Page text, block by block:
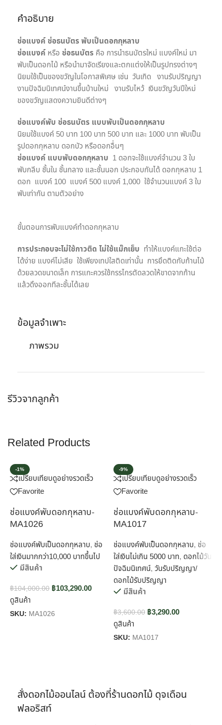
ข้อมูลจำเพาะ
ภาพรวม
รีวิวจากลูกค้า
คำอธิบาย
ช่อแบงค์ ช่อธนบัตร พับเป็นดอกกุหลาบ
ช่อแบงค์ หรือ ช่อธนบัตร คือ การนำธนบัตรใหม่ แบงค์ใหม่ มา
พับเป็นดอกไม้ หรือนำมาจัดเรียงและตกแต่งให้เป็นรูปทรงต่างๆ
นิยมใช้เป็นของขวัญในโอกาสพิเศษ เช่น วันเกิด งานรับปริญญา
งานปัจฉิมนิเทศน์งานขึ้นบ้านใหม่ งานรับไหว้ เงินขวัญวันปีใหม่
ของขวัญแสดงความยินดีต่างๆ
ช่อแบงค์พับ ช่อธนบัตร แบบพับเป็นดอกกุหลาบ
นิยมใช้แบงค์ 50 บาท 100 บาท 500 บาท และ 1000 บาท พับเป็น
รูปดอกกุหลาบ ดอกบัว หรือดอกอื่นๆ
ช่อแบงค์ แบบพับดอกกุหลาบ 1 ดอกจะใช้แบงค์จำนวน 3 ใบ
พับกลีบ ชั้นใน ชั้นกลาง และชั้นนอก ประกอบกันได้ ดอกกุหลาบ 1
ดอก แบงค์ 100 แบงค์ 500 แบงค์ 1,000 ใช้จำนวนแบงค์ 3 ใบ
พับเท่ากัน ตามตัวอย่าง
ขั้นตอนการพับแบงค์ทำดอกกุหลาบ
การประกอบจะไม่ใช้กาวติด ไม่ใช้แม๊กเย็บ ทำให้แบงค์แกะใช้ต่อ
ได้ง่าย แบงค์ไม่เสีย ใช้เพียงเทปใสติดเท่านั้น การยึดติดกับก้านไม้
ด้วยลวดขนาดเล็ก การแกะควรใช้กรรไกรตัดลวดให้ขาดจากก้าน
แล้วดึงออกทีละชั้นได้เลย
Related Products
-1%
เปรียบเทียบดูอย่างรวดเร็ว
Favorite
ช่อแบงค์พับดอกกุหลาบ-
MA1026
ช่อแบงค์พับเป็นดอกกุหลาบ, ช่อ
ใส่เงินมากกว่า10,000 บาทขึ้นไป
มีสินค้า
฿104,000.00 ฿103,290.00
ดูสินค้า
SKU: MA1026
-9%
เปรียบเทียบดูอย่างรวดเร็ว
Favorite
ช่อแบงค์พับดอกกุหลาบ-
MA1017
ช่อแบงค์พับเป็นดอกกุหลาบ, ช่อ
ใส่เงินไม่เกิน 5000 บาท, ดอกไม้วัน
ปัจฉิมนิเทศน์, วันรับปริญญา/
ดอกไม้รับปริญญา
มีสินค้า
฿3,600.00 ฿3,290.00
ดูสินค้า
SKU: MA1017
สั่งดอกไม้ออนไลน์ ต้องที่ร้านดอกไม้ ดุจเดือน
ฟลอริสท์